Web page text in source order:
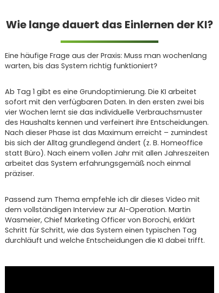
Wie lange dauert das Einlernen der KI?
Eine häufige Frage aus der Praxis: Muss man wochenlang
warten, bis das System richtig funktioniert?
Ab Tag 1 gibt es eine Grundoptimierung. Die KI arbeitet
sofort mit den verfügbaren Daten. In den ersten zwei bis
vier Wochen lernt sie das individuelle Verbrauchsmuster
des Haushalts kennen und verfeinert ihre Entscheidungen.
Nach dieser Phase ist das Maximum erreicht – zumindest
bis sich der Alltag grundlegend ändert (z. B. Homeoffice
statt Büro). Nach einem vollen Jahr mit allen Jahreszeiten
arbeitet das System erfahrungsgemäß noch einmal
präziser.
Passend zum Thema empfehle ich dir dieses Video mit
dem vollständigen Interview zur AI-Operation. Martin
Wasmeier, Chief Marketing Officer von Borochi, erklärt
Schritt für Schritt, wie das System einen typischen Tag
durchläuft und welche Entscheidungen die KI dabei trifft.